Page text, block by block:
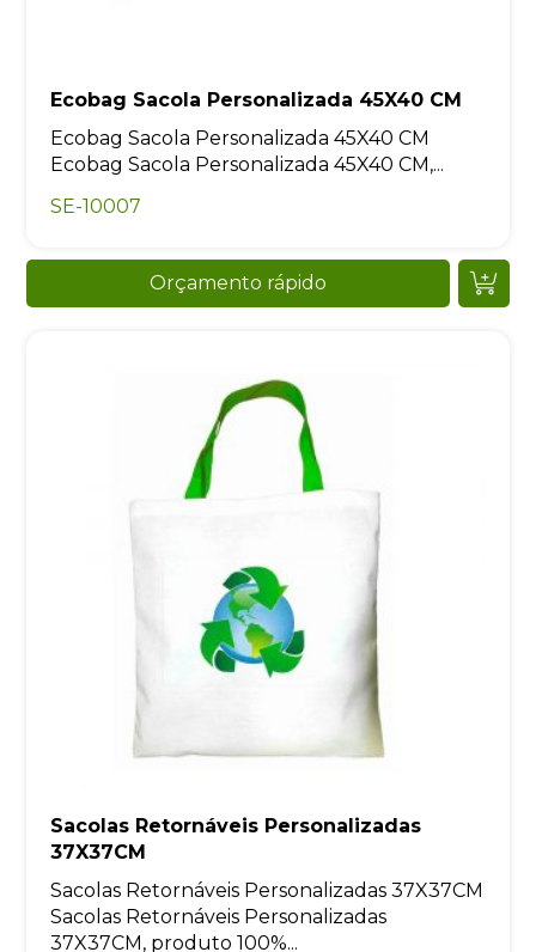
Ecobag Sacola Personalizada 45X40 CM
Ecobag Sacola Personalizada 45X40 CM
Ecobag Sacola Personalizada 45X40 CM,...
SE-10007
Orçamento rápido
Sacolas Retornáveis Personalizadas
37X37CM
Sacolas Retornáveis Personalizadas 37X37CM
Sacolas Retornáveis Personalizadas
37X37CM, produto 100%...